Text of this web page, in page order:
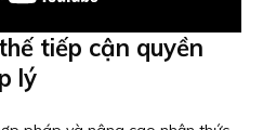
tiếp cận quyền
lý